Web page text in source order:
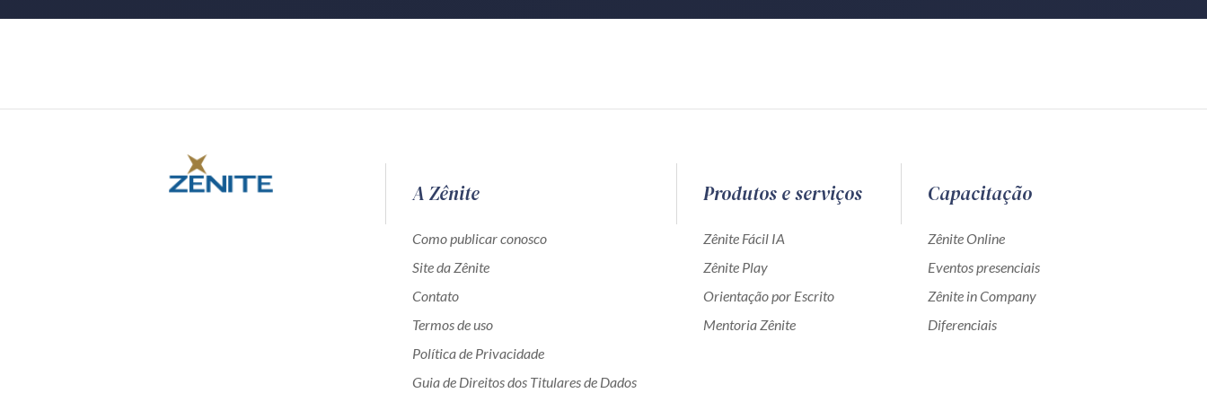
A Zênite
Como publicar conosco
Site da Zênite
Contato
Termos de uso
Política de Privacidade
Guia de Direitos dos Titulares de Dados
Produtos e serviços
Zênite Fácil IA
Zênite Play
Orientação por Escrito
Mentoria Zênite
Capacitação
Zênite Online
Eventos presenciais
Zênite in Company
Diferenciais